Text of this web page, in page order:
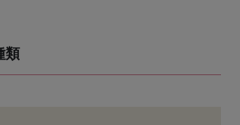
類